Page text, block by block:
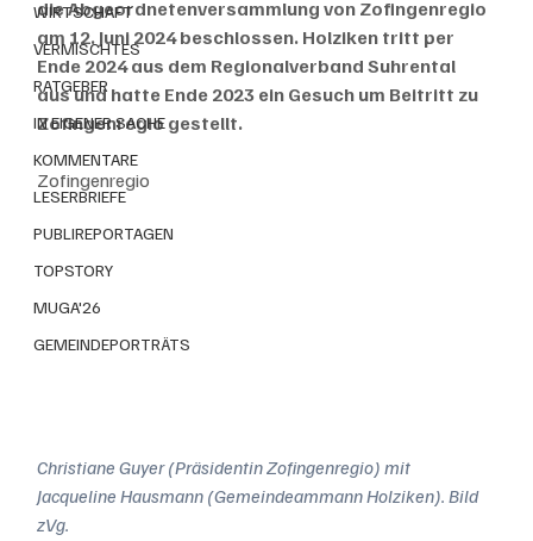
WIRTSCHAFT
VERMISCHTES
RATGEBER
IN EIGENER SACHE
KOMMENTARE
LESERBRIEFE
PUBLIREPORTAGEN
TOPSTORY
MUGA'26
GEMEINDEPORTRÄTS
die Abgeordnetenversammlung von Zofingenregio
am 12. Juni 2024 beschlossen. Holziken tritt per
Ende 2024 aus dem Regionalverband Suhrental
aus und hatte Ende 2023 ein Gesuch um Beitritt zu
Zofingenregio gestellt.
Zofingenregio
Christiane Guyer (Präsidentin Zofingenregio) mit
Jacqueline Hausmann (Gemeindeammann Holziken). Bild
zVg.